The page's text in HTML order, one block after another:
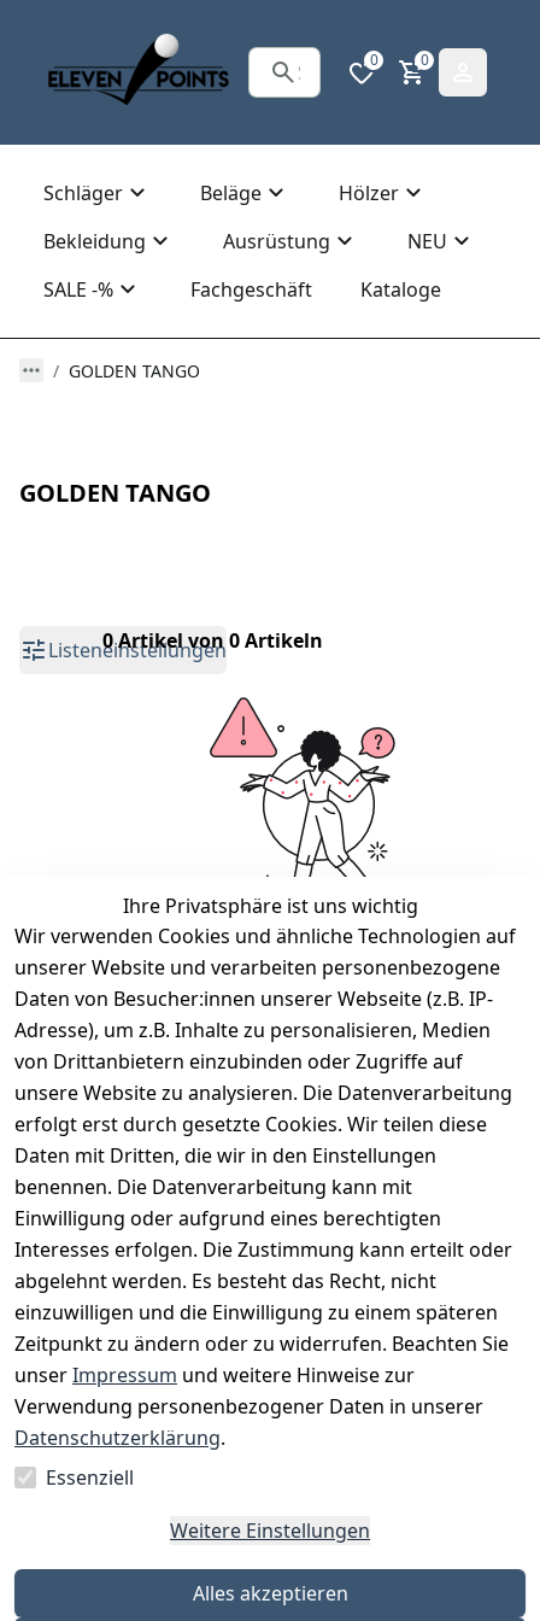
0 0
Schläger Beläge
Hölzer
Bekleidung
Ausrüstung
NEU
SALE -%
Fachgeschäft Kataloge
GOLDEN TANGO
GOLDEN TANGO
Listeneinstellungen
0 Artikel von 0 Artikeln
Wir haben keine Artikel mehr in dieser
Kategorie.
Haben Sie nicht gefunden, was Sie suchen?
Artikel durchsuchen
Ihre Privatsphäre ist uns wichtig
Wir verwenden Cookies und ähnliche Technologien auf
unserer Website und verarbeiten personenbezogene
Daten von Besucher:innen unserer Webseite (z.B. IP-
Adresse), um z.B. Inhalte zu personalisieren, Medien
von Drittanbietern einzubinden oder Zugriffe auf
unsere Website zu analysieren. Die Datenverarbeitung
erfolgt erst durch gesetzte Cookies. Wir teilen diese
Daten mit Dritten, die wir in den Einstellungen
benennen. Die Datenverarbeitung kann mit
Einwilligung oder aufgrund eines berechtigten
Interesses erfolgen. Die Zustimmung kann erteilt oder
abgelehnt werden. Es besteht das Recht, nicht
einzuwilligen und die Einwilligung zu einem späteren
Zeitpunkt zu ändern oder zu widerrufen. Beachten Sie
unserImpressum und weitere Hinweise zur
Verwendung personenbezogener Daten in unserer
Datenschutzerklärung.
Essenziell
Weitere Einstellungen
Alles akzeptieren
Rechtliches
AGB
Impressum
Datenschutze
rklärung
Barrierefreihe
Services
Kontakt
Registrieren
Katalog
Zahlungsm
öglichkeite
n
Vorkasse
PayPal
Versanddie
nstleister
Post